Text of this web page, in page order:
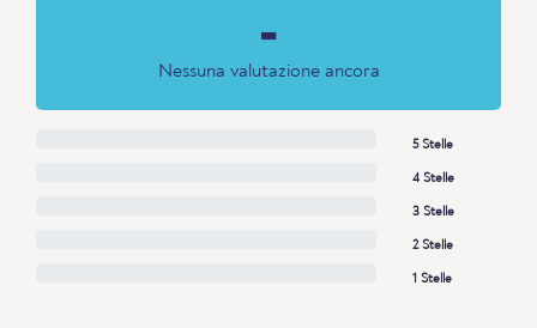
-
Nessuna valutazione ancora
5 Stelle
4 Stelle
3 Stelle
2 Stelle
1 Stelle